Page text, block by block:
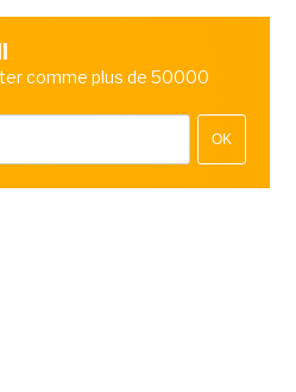
comme plus de 50000
OK